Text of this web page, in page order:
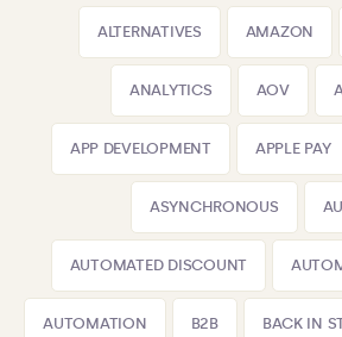
ALTERNATIVES AMAZON
ANALYTICS AOV
APP DEVELOPMENT APPLE PAY
ASYNCHRONOUS
AUTOMATED DISCOUNT
AUTOMATION B2B BACK IN